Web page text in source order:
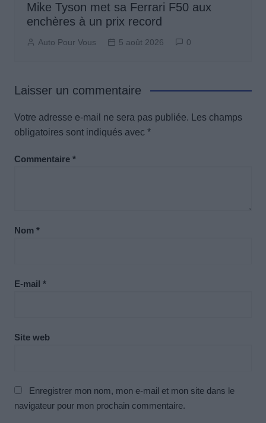
Mike Tyson met sa Ferrari F50 aux
enchères à un prix record
Auto Pour Vous 5 août 2026 0
Laisser un commentaire
Votre adresse e-mail ne sera pas publiée.
Les champs
obligatoires sont indiqués avec *
Commentaire *
Nom *
E-mail *
Site web
Enregistrer mon nom, mon e-mail et mon site dans le
navigateur pour mon prochain commentaire.